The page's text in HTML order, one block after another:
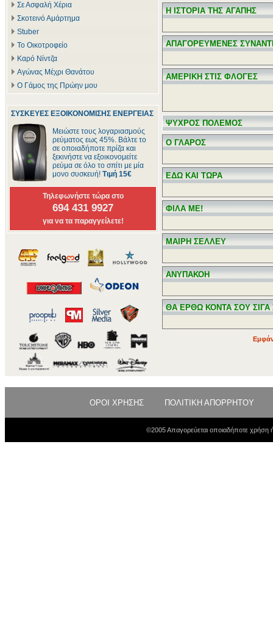
Σε Ασφαλή Χέρια
Σκοτεινό Αμάρτημα
Stuber
Το Οικοτροφείο
Καρό Νίντζα
Αγώνας Μέχρι Θανάτου
Ο Γάμος της Πρώην μου
ΣΥΣΚΕΥΕΣ ΕΞΟΙΚΟΝΟΜΙΣΗΣ ΕΝΕΡΓΕΙΑΣ
Μειώστε τους λογαριασμούς
ρεύματος εως 45%. Βάλτε το
σε οποιαδήποτε πρίζα και
ξεκινήστε να εξοικονομείτε
ρεύμα σε όλο το σπίτι με μία
μονο συσκευή! Τιμή 15€
Τηλεφωνήστε τώρα στο
694 431 9927
για να τα παραγγείλετε!
Η ΙΣΤΟΡΙΑ ΤΗΣ ΑΓΑΠΗΣ
ΑΠΑΓΟΡΕΥΜΕΝΕΣ
ΑΜΕΡΙΚΗ ΣΤΙΣ ΦΛΟΓΕΣ
ΨΥΧΡΟΣ ΠΟΛΕΜΟΣ
Ο ΓΛΑΡΟΣ
ΕΔΩ ΚΑΙ ΤΩΡΑ
ΦΙΛΑ ΜΕ!
ΜΑΙΡΗ ΣΕΛΛΕΥ
ΑΝΥΠΑΚΟΗ
ΘΑ ΕΡΘΩ ΚΟΝΤΑ ΣΟΥ ΣΙΓΑ
ΟΡΟΙ ΧΡΗΣΗΣ ΠΟΛΙΤΙΚΗ ΑΠΟΡΡΗΤΟΥ
©2005 Απαγορεύεται οποιαδήποτε χρήση